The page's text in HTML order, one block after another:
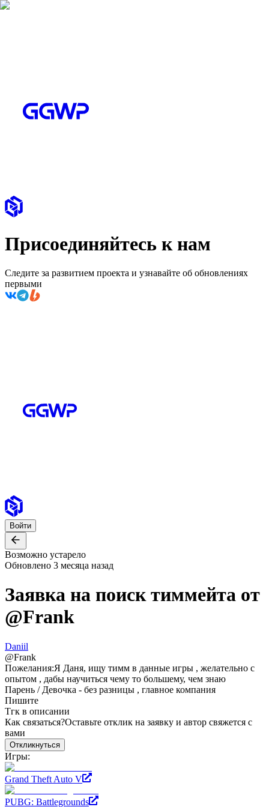
Присоединяйтесь к нам
Следите за развитием проекта и узнавайте об обновлениях
первыми
Войти
Возможно устарело
Обновлено 3 месяца назад
Заявка на поиск тиммейта от
@Frank
Daniil
@Frank
Пожелания:Я Даня, ищу тимм в данные игры , желательно с
опытом , дабы научиться чему то большему, чем знаю
Парень / Девочка - без разницы , главное компания
Пишите
Тгк в описании
Как связаться?Оставьте отклик на заявку и автор свяжется с
вами
Откликнуться
Игры:
Grand Theft Auto V
PUBG: Battlegrounds